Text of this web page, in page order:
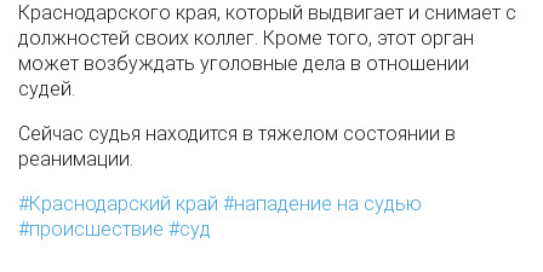
Краснодарского края, который выдвигает и снимает с
должностей своих коллег. Кроме того, этот орган
может возбуждать уголовные дела в отношении
судей.
Сейчас судья находится в тяжелом состоянии в
реанимации.
Краснодарский край
нападение на судью
происшествие
суд